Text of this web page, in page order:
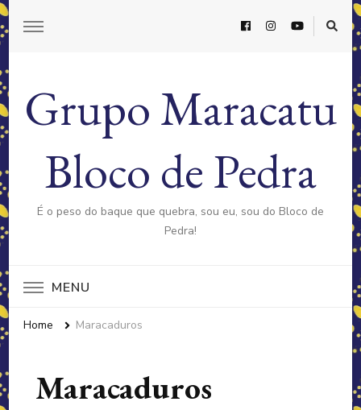
Grupo Maracatu
Bloco de Pedra
É o peso do baque que quebra, sou eu, sou do Bloco de
Pedra!
MENU
Home Maracaduros
Maracaduros